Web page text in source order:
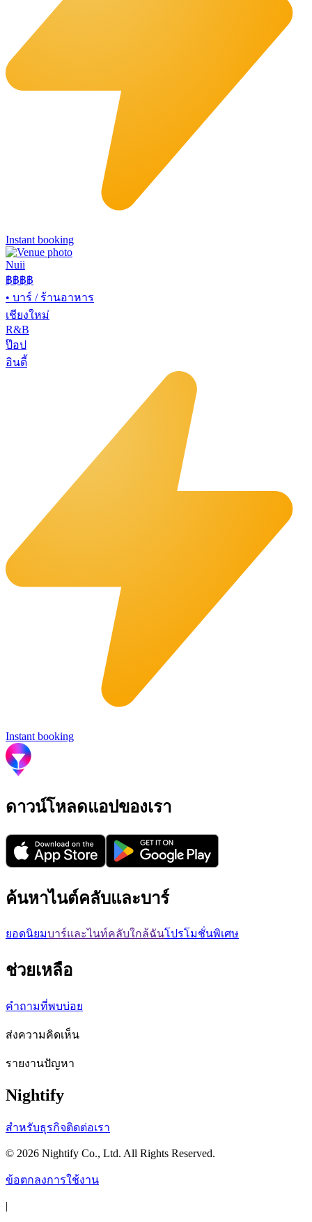
Instant booking
Nuii
฿฿฿฿
• บาร์ / ร้านอาหาร
เชียงใหม่
R&B
ป๊อป
อินดี้
Instant booking
ดาวน์โหลดแอปของเรา
ค้นหาไนต์คลับและบาร์
ยอดนิยมบาร์และไนท์คลับใกล้ฉันโปรโมชั่นพิเศษ
ช่วยเหลือ
คำถามที่พบบ่อย
ส่งความคิดเห็น
รายงานปัญหา
Nightify
สำหรับธุรกิจติดต่อเรา
© 2026 Nightify Co., Ltd. All Rights Reserved.
ข้อตกลงการใช้งาน
|